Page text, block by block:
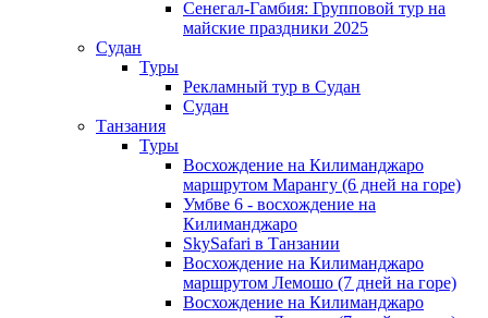
Сенегал-Гамбия: Групповой тур на
майские праздники 2025
Судан
Туры
Рекламный тур в Cудан
Cудан
Танзания
Туры
Восхождение на Килиманджаро
маршрутом Марангу (6 дней на горе)
Умбве 6 - восхождение на
Килиманджаро
SkySafari в Танзании
Восхождение на Килиманджаро
маршрутом Лемошо (7 дней на горе)
Восхождение на Килиманджаро